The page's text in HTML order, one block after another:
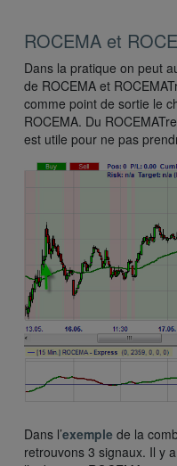
ROCEMA et
Dans la pratique on peut
de ROCEMA et
comme point de sortie le
ROCEMA. Du
est utile pour ne pas
Dans l’exemple de la
retrouvons 3 signaux. Il y